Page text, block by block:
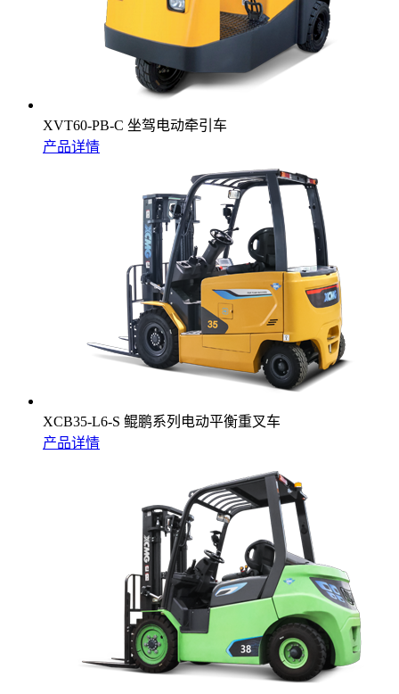
XVT60-PB-C 坐驾电动牵引车
产品详情
XCB35-L6-S 鲲鹏系列电动平衡重叉车
产品详情